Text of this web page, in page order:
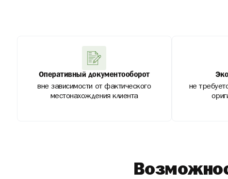
Оперативный документооборот
вне зависимости от фактического
местонахождения клиента
не